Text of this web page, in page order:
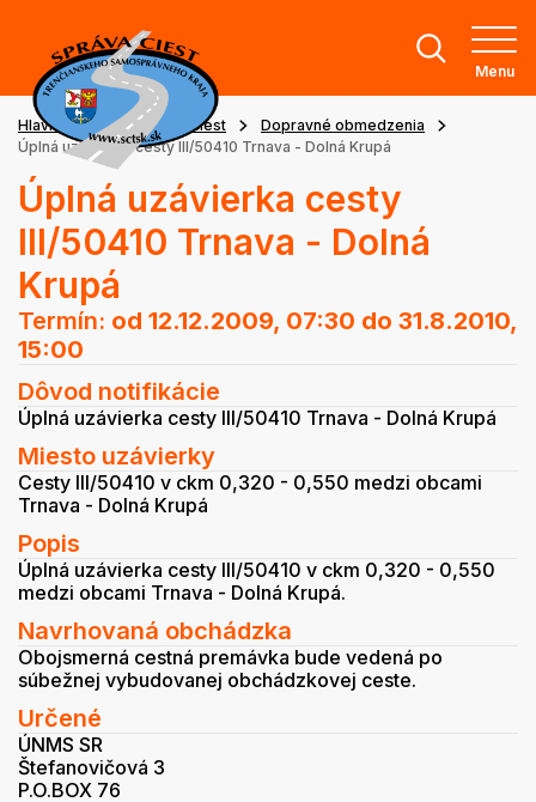
Menu
Hlavná stránka Stav ciest
Dopravné obmedzenia
Úplná uzávierka cesty III/50410 Trnava - Dolná Krupá
Úplná uzávierka cesty
III/50410 Trnava - Dolná
Krupá
Termín: od 12.12.2009, 07:30 do 31.8.2010,
15:00
Dôvod notifikácie
Úplná uzávierka cesty III/50410 Trnava - Dolná Krupá
Miesto uzávierky
Cesty III/50410 v ckm 0,320 - 0,550 medzi obcami
Trnava - Dolná Krupá
Popis
Úplná uzávierka cesty III/50410 v ckm 0,320 - 0,550
medzi obcami Trnava - Dolná Krupá.
Navrhovaná obchádzka
Obojsmerná cestná premávka bude vedená po
súbežnej vybudovanej obchádzkovej ceste.
Určené
ÚNMS SR
Štefanovičová 3
P.O.BOX 76